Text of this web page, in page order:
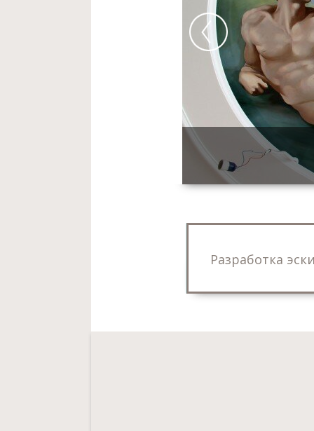
Роспись детской.
ЖК
Роспись комнаты.
Роспись храма.
Роспись стен.
Разработка